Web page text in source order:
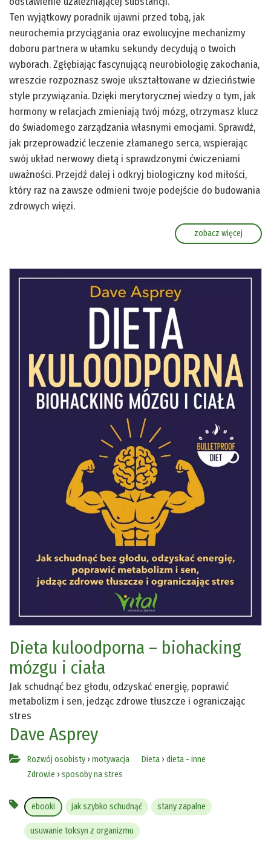
Ten wyjątkowy poradnik ujawni przed tobą, jak
neurochemia przyciągania oraz ewolucyjne mechanizmy
doboru partnera w ułamku sekundy decydują o twoich
wyborach. Zgłębiając fascynującą neurobiologię zakochania,
wreszcie rozpoznasz swoje ukształtowane w dzieciństwie
style przywiązania. Dzięki merytorycznej wiedzy o tym, jak
hormony w relacjach zmieniają twój mózg, otrzymasz klucz
do świadomego zarządzania własnymi emocjami. Sprawdź,
jak przeprowadzić leczenie złamanego serca, wspierając
swój układ nerwowy dietą i sprawdzonymi ćwiczeniami
uważności. Przejdź dalej i odkryj biologiczny kod miłości,
który raz na zawsze odmieni twoje podejście do budowania
zdrowych więzi.
zobacz więcej
Dieta kuloodporna – biohacking
mózgu i ciała
Jak schudnąć bez głodu, odzyskać energię, poprawić
metabolizm i sen, jedząc zdrowe tłuszcze i ograniczając
stres
Dave Asprey
Rozwój osobisty › motywacja
Zdrowie › sposoby na stres
Dieta › dieta - inne
ebooki jak szybko schudnąć stany zapalne
usuwanie toksyn z organizmu